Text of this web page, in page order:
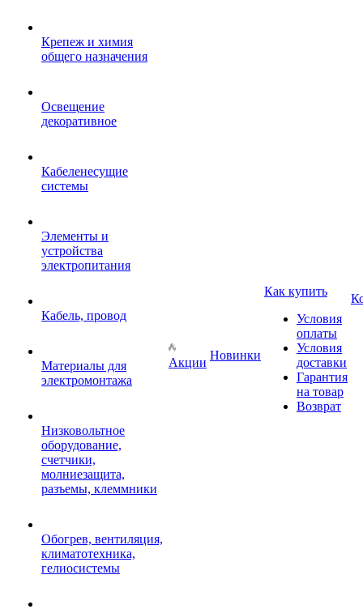
Крепеж и химия
общего назначения
Освещение
декоративное
Кабеленесущие
системы
Элементы и
устройства
электропитания
Кабель, провод
Материалы для
электромонтажа
Низковольтное
оборудование,
счетчики,
молниезащита,
разъемы, клеммники
Обогрев, вентиляция,
климатотехника,
гелиосистемы
Акции
Новинки
Как купить
Условия
оплаты
Условия
доставки
Гарантия
на товар
Возврат